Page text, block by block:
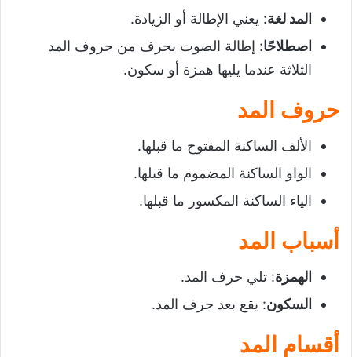
المد لغة: يعني الإطالة أو الزيادة.
اصطلاحًا: إطالة الصوت بحرف من حروف المد
الثلاثة عندما يليها همزة أو سكون.
حروف المد
الألف الساكنة المفتوح ما قبلها.
الواو الساكنة المضموم ما قبلها.
الياء الساكنة المكسور ما قبلها.
أسباب المد
الهمزة: تلي حرف المد.
السكون: يقع بعد حرف المد.
أقسام المد